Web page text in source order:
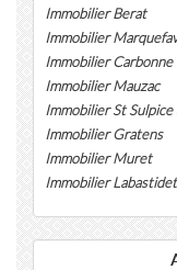
Immobilier Berat
Immobilier
Immobilier Carbonne
Immobilier Mauzac
Immobilier St Sulpice
Immobilier Gratens
Immobilier Muret
Immobilier